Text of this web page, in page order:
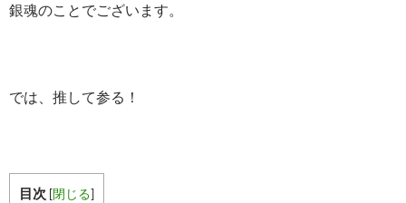
銀魂のことでございます。
では、推して参る！
目次 [閉じる]